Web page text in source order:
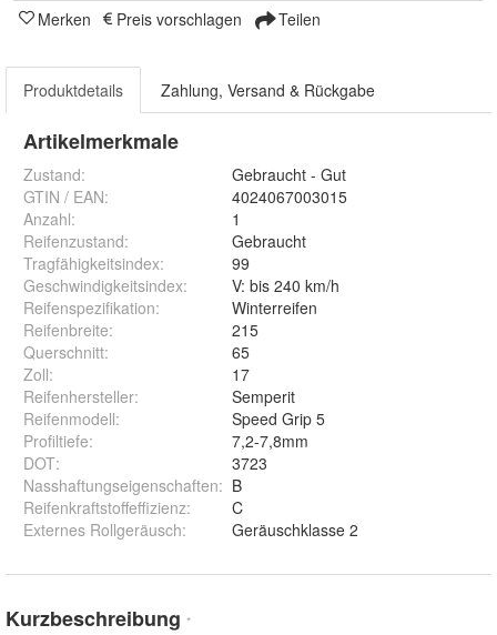
Merken Preis vorschlagen Teilen
Produktdetails Zahlung, Versand & Rückgabe
Artikelmerkmale
Zustand:
Gebraucht - Gut
GTIN / EAN:
4024067003015
Anzahl:
1
Reifenzustand:
Gebraucht
Tragfähigkeitsindex:
99
Geschwindigkeitsindex:
V: bis 240 km/h
Reifenspezifikation:
Winterreifen
Reifenbreite:
215
Querschnitt:
65
Zoll:
17
Reifenhersteller:
Semperit
Reifenmodell:
Speed Grip 5
Profiltiefe:
7,2-7,8mm
DOT:
3723
Nasshaftungseigenschaften: B
Reifenkraftstoffeffizienz:
C
Externes Rollgeräusch: Geräuschklasse 2
Kurzbeschreibung *